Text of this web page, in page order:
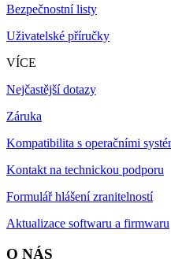
Bezpečnostní listy
Uživatelské příručky
VÍCE
Nejčastější dotazy
Záruka
Kompatibilita s operačními
Kontakt na technickou podporu
Formulář hlášení zranitelností
Aktualizace softwaru a firmwaru
O NÁS